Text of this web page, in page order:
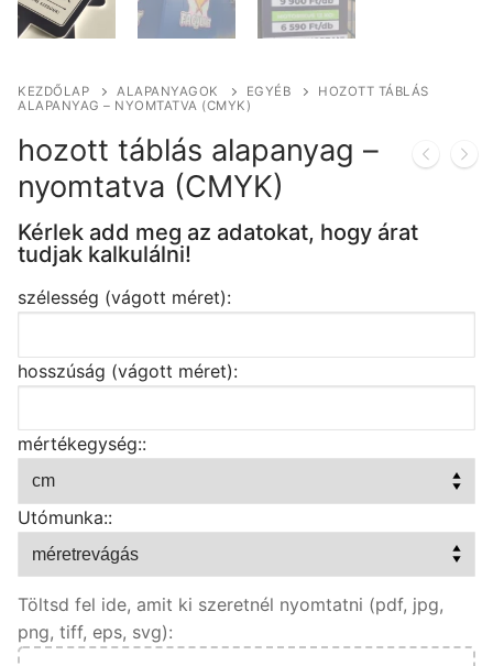
KEZDŐLAP ALAPANYAGOK EGYÉB
HOZOTT TÁBLÁS
ALAPANYAG – NYOMTATVA (CMYK)
hozott táblás alapanyag –
nyomtatva (CMYK)
Kérlek add meg az adatokat, hogy árat
tudjak kalkulálni!
szélesség (vágott méret):
hosszúság (vágott méret):
mértékegység::
Utómunka::
Töltsd fel ide, amit ki szeretnél nyomtatni (pdf, jpg,
png, tiff, eps, svg):